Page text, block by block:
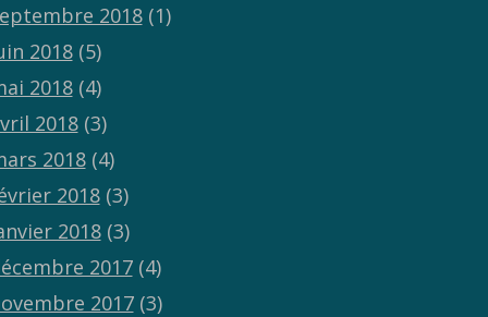
2018(1)
2018(5)
2018(4)
2018(3)
2018(4)
2018(3)
2018(3)
2017(4)
2017(3)